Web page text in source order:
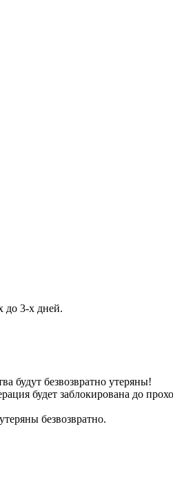
до 3-х дней.
будут безвозвратно утеряны!
будет заблокирована до
безвозвратно.